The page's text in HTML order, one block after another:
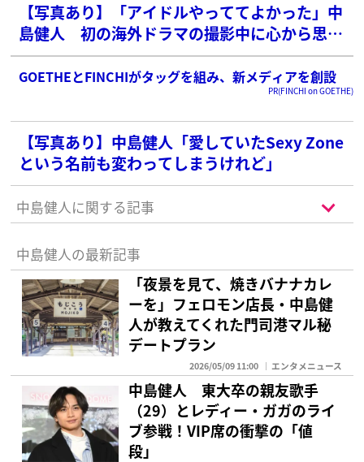
【写真あり】「アイドルやっててよかった」中
島健人 初の海外ドラマの撮影中に心から思え
た瞬間
GOETHEとFINCHIがタッグを組み、新メディアを創設
PR(FINCHI on GOETHE)
【写真あり】中島健人「愛していたSexy Zone
という名前も変わってしまうけれど」
中島健人に関する記事
中島健人の最新記事
「夜景を見て、焼きバナナカレ
ーを」フェロモン店長・中島健
人が教えてくれた門司港マル秘
デートプラン
2026/05/09 11:00 エンタメニュース
中島健人 東大卒の親友歌手
（29）とレディー・ガガのライ
ブ参戦！VIP席の衝撃の「値
段」